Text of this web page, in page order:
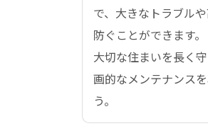
で、大きなトラブル
防ぐことができます。
大切な住まいを長く
画的なメンテナンス
う。